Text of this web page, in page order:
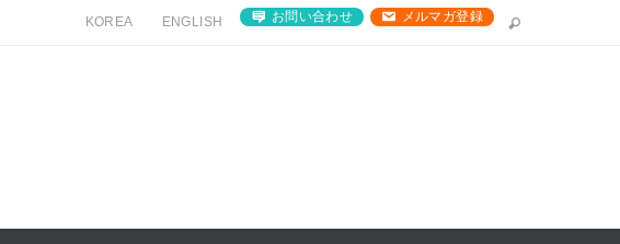
KOREA ENGLISH お問い合わせ メルマガ登録